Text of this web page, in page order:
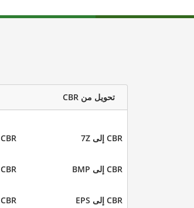
تحويل من CBR
CBR إلى 7Z CBR إلى AIFF
CBR إلى BMP CBR إلى DOC
CBR إلى EPS CBR إلى EPUB